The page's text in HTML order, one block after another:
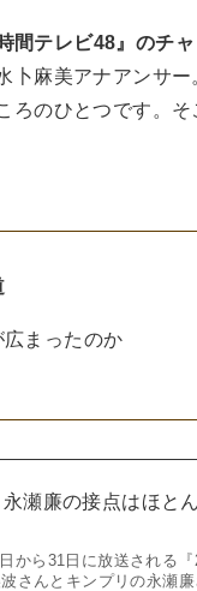
間テレビ48』のチ
卜麻美アナアンサ
ろのひとつです。
広まったのか
瀬廉の接点はほと
から31日に放送される
さんとキンプリの永瀬